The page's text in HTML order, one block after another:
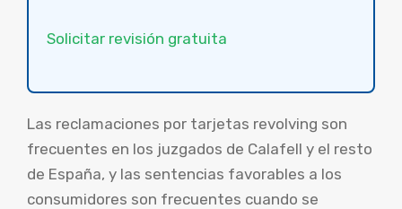
Solicitar revisión gratuita
Las reclamaciones por tarjetas revolving son
frecuentes en los juzgados de Calafell y el resto
de España, y las sentencias favorables a los
consumidores son frecuentes cuando se